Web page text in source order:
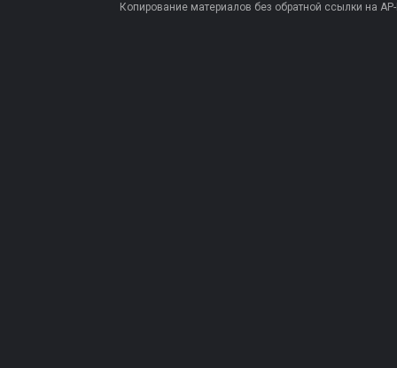
Копирование материалов без обратной ссылки на